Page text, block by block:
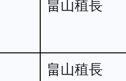
畠山稙長
畠山稙長